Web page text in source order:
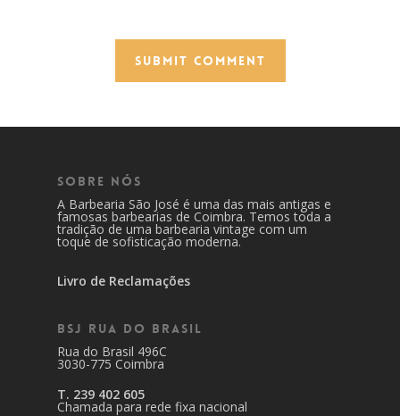
Sobre Nós
A Barbearia São José é uma das mais antigas e
famosas barbearias de Coimbra. Temos toda a
tradição de uma barbearia vintage com um
toque de sofisticação moderna.
Livro de Reclamações
BSJ Rua do Brasil
Rua do Brasil 496C
3030-775 Coimbra
T. 239 402 605
Chamada para rede fixa nacional